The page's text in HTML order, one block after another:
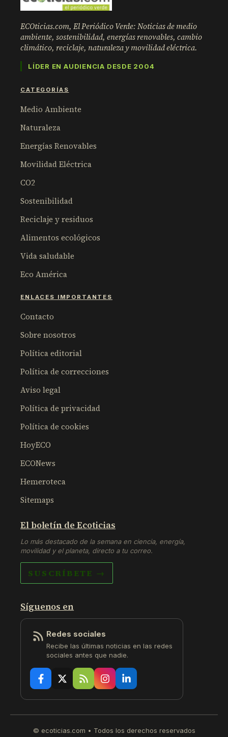
ECOticias.com, El Periódico Verde: Noticias de medio
ambiente, sostenibilidad, energías renovables, cambio
climático, reciclaje, naturaleza y movilidad eléctrica.
LÍDER EN AUDIENCIA DESDE 2004
CATEGORÍAS
Medio Ambiente
Naturaleza
Energías Renovables
Movilidad Eléctrica
CO2
Sostenibilidad
Reciclaje y residuos
Alimentos ecológicos
Vida saludable
Eco América
ENLACES IMPORTANTES
Contacto
Sobre nosotros
Política editorial
Política de correcciones
Aviso legal
Política de privacidad
Política de cookies
HoyECO
ECONews
Hemeroteca
Sitemaps
El boletín de Ecoticias
Lo más destacado de la semana en ciencia, energía,
movilidad y el planeta, directo a tu correo.
SUSCRÍBETE →
Síguenos en
Redes sociales
Recibe las últimas noticias en las redes
sociales antes que nadie.
© ecoticias.com • Todos los derechos reservados